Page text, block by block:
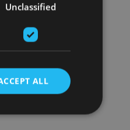
Unclassified
ALL